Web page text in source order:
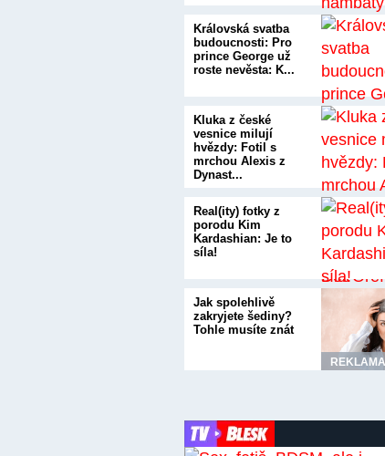
Královská svatba
budoucnosti: Pro
prince George už
roste nevěsta: K...
Kluka z české
vesnice milují
hvězdy: Fotil s
mrchou Alexis z
Dynast...
Real(ity) fotky z
porodu Kim
Kardashian: Je to
síla!
Jak spolehlivě
zakryjete šediny?
Tohle musíte znát
REKLAMA